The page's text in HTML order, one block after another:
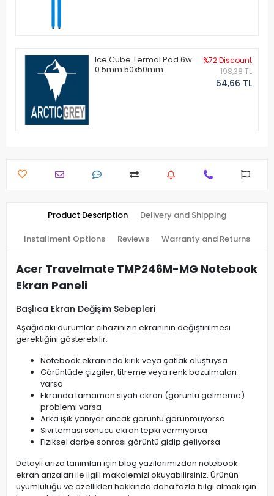
Ice Cube Termal Pad 6w
0.5mm 50x50mm
%72 Discount
198,38 TL
54,66 TL
Product Description Delivery and Shipping
Installment Options Reviews Warranty and Returns
Acer Travelmate TMP246M-MG Notebook
Ekran Paneli
Başlıca Ekran Değişim Sebepleri
Aşağıdaki durumlar cihazınızın ekranının değiştirilmesi
gerektiğini gösterebilir:
Notebook ekranında kırık veya çatlak oluştuysa
Görüntüde çizgiler, titreme veya renk bozulmaları
varsa
Ekranda tamamen siyah ekran (görüntü gelmeme)
problemi varsa
Arka ışık yanıyor ancak görüntü görünmüyorsa
Sıvı teması sonucu ekran tepki vermiyorsa
Fiziksel darbe sonrası görüntü gidip geliyorsa
Detaylı arıza tanımları için blog yazılarımızdan notebook
ekran arızaları ile ilgili makalemizi okuyabilirsiniz. Ürünün
uyumluluğu ve özellikleri hakkında daha fazla bilgi almak için